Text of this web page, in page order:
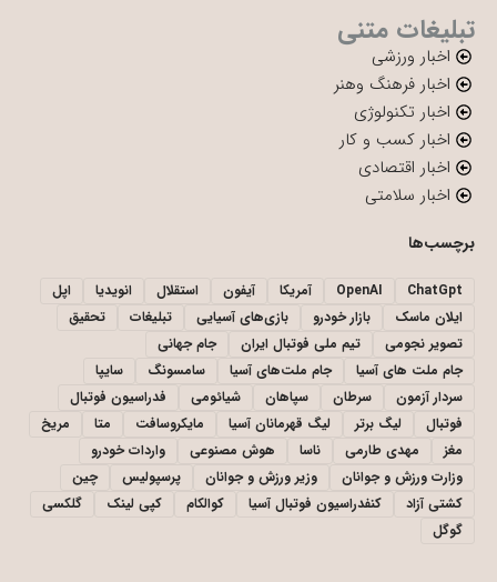
تبلیغات متنی
اخبار ورزشی
اخبار فرهنگ وهنر
اخبار تکنولوژی
اخبار کسب و کار
اخبار اقتصادی
اخبار سلامتی
برچسب‌ها
ChatGpt
OpenAI آمریکا آیفون استقلال انویدیا
اپل
ایلان ماسک
بازار خودرو بازی‌های آسیایی تبلیغات
تحقیق
تصویر نجومی
تیم ملی فوتبال ایران
جام جهانی
جام ملت های آسیا
جام ملت‌های آسیا سامسونگ
سایپا
سردار آزمون
سرطان سپاهان شیائومی
فدراسیون فوتبال
فوتبال
لیگ برتر لیگ قهرمانان آسیا مایکروسافت متا
مریخ
مغز
مهدی طارمی ناسا هوش مصنوعی
واردات خودرو
وزارت ورزش و جوانان
وزیر ورزش و جوانان پرسپولیس
چین
کشتی آزاد
کنفدراسیون فوتبال آسیا کوالکام کپی لینک
گلکسی
گوگل